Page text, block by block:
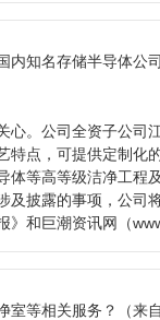
内知名存储半导体公
心。公司全资子公司
特点，可提供定制化
体等高等级洁净工程
及披露的事项，公司
和巨潮资讯网（
室等相关服务？ （来